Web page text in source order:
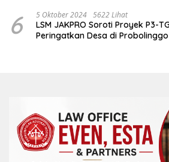
6 5 Oktober 2024 5622 Lihat
LSM JAKPRO Soroti Proyek P3-
Peringatkan Desa di